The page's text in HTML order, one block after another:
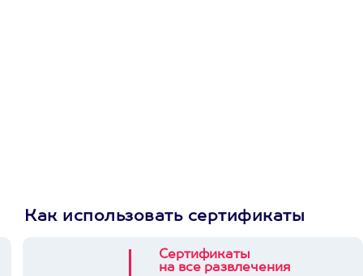
Как использовать сертификаты
Сертификаты
на все развлечения